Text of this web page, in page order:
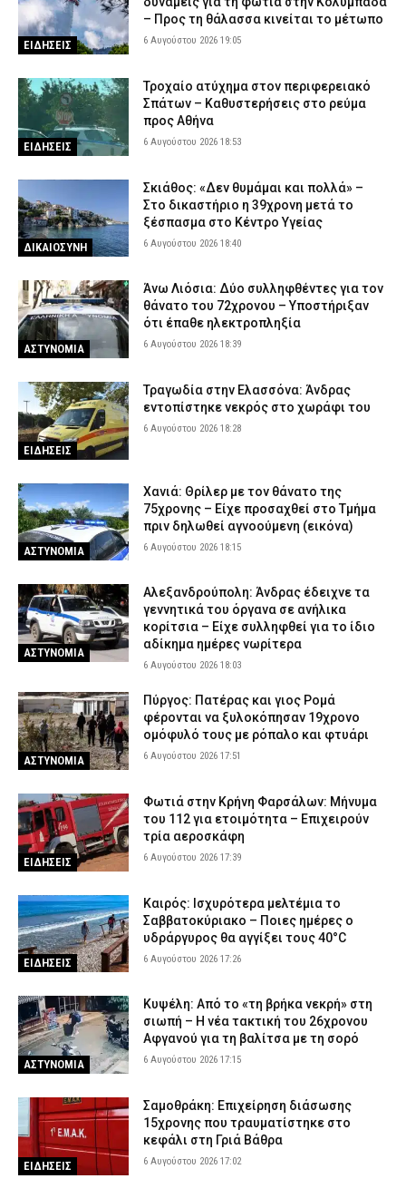
ΕΙΔΗΣΕΙΣ
– Προς τη θάλασσα κινείται το μέτωπο
6 Αυγούστου 2026 19:05
ΕΙΔΗΣΕΙΣ
Τροχαίο ατύχημα στον περιφερειακό
Σπάτων – Καθυστερήσεις στο ρεύμα
προς Αθήνα
6 Αυγούστου 2026 18:53
ΔΙΚΑΙΟΣΥΝΗ
Σκιάθος: «Δεν θυμάμαι και πολλά» –
Στο δικαστήριο η 39χρονη μετά το
ξέσπασμα στο Κέντρο Υγείας
6 Αυγούστου 2026 18:40
ΑΣΤΥΝΟΜΙΑ
Άνω Λιόσια: Δύο συλληφθέντες για τον
θάνατο του 72χρονου – Υποστήριξαν
ότι έπαθε ηλεκτροπληξία
6 Αυγούστου 2026 18:39
ΕΙΔΗΣΕΙΣ
Τραγωδία στην Ελασσόνα: Άνδρας
εντοπίστηκε νεκρός στο χωράφι του
6 Αυγούστου 2026 18:28
ΑΣΤΥΝΟΜΙΑ
Χανιά: Θρίλερ με τον θάνατο της
75χρονης – Είχε προσαχθεί στο Τμήμα
πριν δηλωθεί αγνοούμενη (εικόνα)
6 Αυγούστου 2026 18:15
ΑΣΤΥΝΟΜΙΑ
Αλεξανδρούπολη: Άνδρας έδειχνε τα
γεννητικά του όργανα σε ανήλικα
κορίτσια – Είχε συλληφθεί για το ίδιο
αδίκημα ημέρες νωρίτερα
6 Αυγούστου 2026 18:03
ΑΣΤΥΝΟΜΙΑ
Πύργος: Πατέρας και γιος Ρομά
φέρονται να ξυλοκόπησαν 19χρονο
ομόφυλό τους με ρόπαλο και φτυάρι
6 Αυγούστου 2026 17:51
ΕΙΔΗΣΕΙΣ
Φωτιά στην Κρήνη Φαρσάλων: Μήνυμα
του 112 για ετοιμότητα – Επιχειρούν
τρία αεροσκάφη
6 Αυγούστου 2026 17:39
ΕΙΔΗΣΕΙΣ
Καιρός: Ισχυρότερα μελτέμια το
Σαββατοκύριακο – Ποιες ημέρες ο
υδράργυρος θα αγγίξει τους 40°C
6 Αυγούστου 2026 17:26
ΑΣΤΥΝΟΜΙΑ
Κυψέλη: Από το «τη βρήκα νεκρή» στη
σιωπή – Η νέα τακτική του 26χρονου
Αφγανού για τη βαλίτσα με τη σορό
6 Αυγούστου 2026 17:15
ΕΙΔΗΣΕΙΣ
Σαμοθράκη: Επιχείρηση διάσωσης
15χρονης που τραυματίστηκε στο
κεφάλι στη Γριά Βάθρα
6 Αυγούστου 2026 17:02